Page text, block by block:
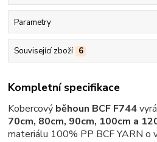
Parametry
Související zboží 6
Kompletní specifikace
Kobercový běhoun BCF F744
70cm, 80cm, 90cm, 100cm a
materiálu 100% PP BCF YARN o